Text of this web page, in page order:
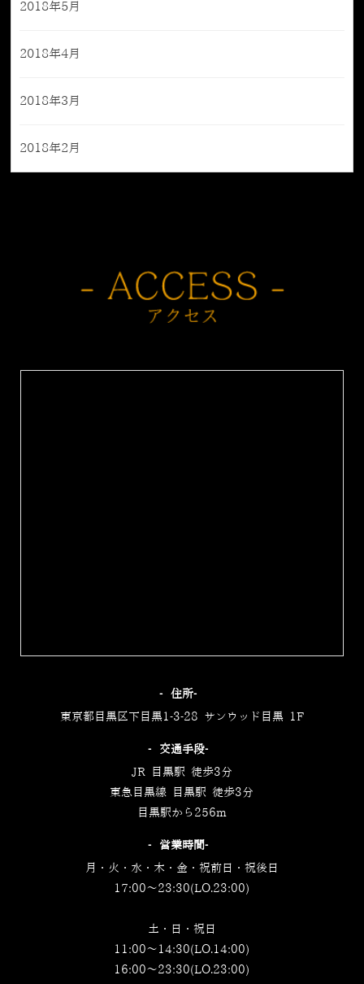
2018年5月
2018年4月
2018年3月
2018年2月
‐住所‐
東京都目黒区下目黒1-3-28 サンウッド目黒 1F
‐交通手段‐
JR 目黒駅 徒歩3分
東急目黒線 目黒駅 徒歩3分
目黒駅から256m
‐営業時間‐
月・火・水・木・金・祝前日・祝後日
17:00～23:30(LO.23:00)
土・日・祝日
11:00～14:30(LO.14:00)
16:00～23:30(LO.23:00)